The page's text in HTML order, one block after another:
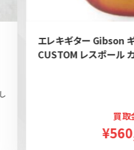
エレキギター Gibson
CUSTOM レスポール
買取